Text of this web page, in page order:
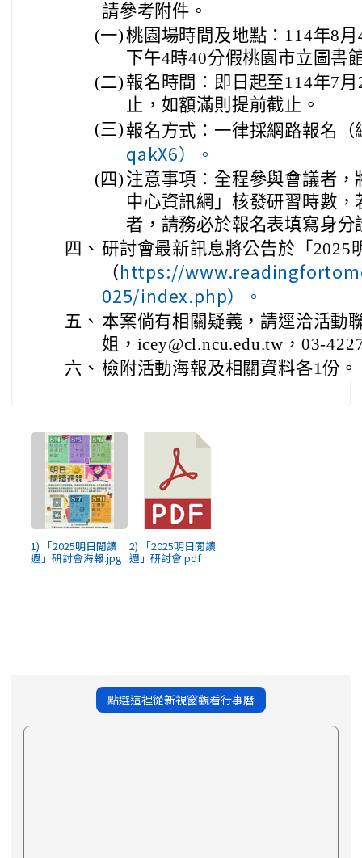
請參考附件。
(一)桃園場時間及地點：114年8
下午4時40分假桃園市立圖書
(二) 報名時間：即日起至114年7
止，如額滿則提前截止。
(三) 報名方式：一律採網路報名（
qakX6）。
(四) 注意事項：全程參與會議者
中心資訊網」核發研習時數
者，請務必於報名表填寫身分
四、 研討會最新訊息將公告於「2025
（ https://
025/index.php）。
五、 本案倘有相關疑義，請逕洽活動
姐，icey@cl.ncu.edu.tw，03-
六、 檢附活動海報及相關資料各1份。
1) 「2025明日閱讀
週」研討會海報.jpg
2) 「2025明日閱讀
週」研討會.pdf
點選這裡從新視窗觀看行事曆